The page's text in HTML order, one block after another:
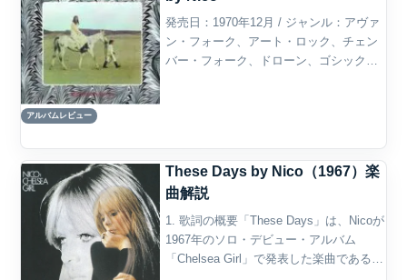
アルバムレビュー
発売日：1970年12月 / ジャンル：アヴァ
ン・フォーク、アート・ロック、チェン
バー・フォーク、ドローン、ゴシック・
These Days by Nico（1967）楽
曲解説
1. 歌詞の概要「These Days」は、Nicoが
1967年のソロ・デビュー・アルバム
「Chelsea Girl」で発表した楽曲である。